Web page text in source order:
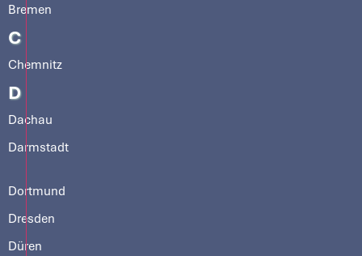
Bremen
C
Chemnitz
D
Dachau
Darmstadt
Dortmund
Dresden
Düren